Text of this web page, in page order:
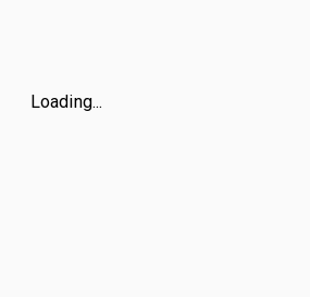
Loading...